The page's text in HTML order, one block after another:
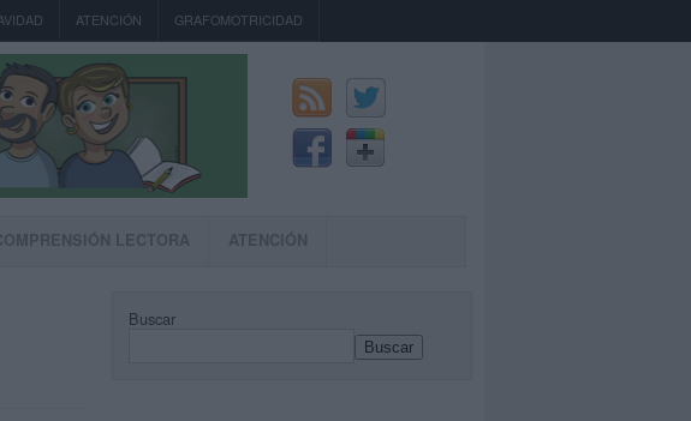
ATENCIÓN GRAFOMOTRICIDAD
LECTORA ATENCIÓN
Buscar
Buscar